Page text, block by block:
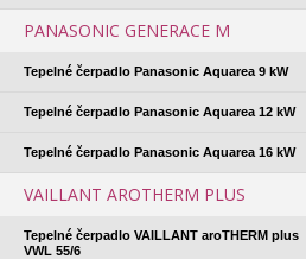
PANASONIC GENERACE M
Tepelné čerpadlo Panasonic Aquarea 9 kW
Tepelné čerpadlo Panasonic Aquarea 12 kW
Tepelné čerpadlo Panasonic Aquarea 16 kW
VAILLANT AROTHERM PLUS
Tepelné čerpadlo VAILLANT aroTHERM plus
VWL 55/6